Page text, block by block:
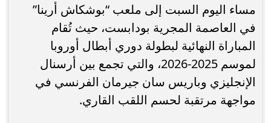
مساء اليوم السبت إلى ملعب “بوشكاش أرينا”
في العاصمة المجرية بودابست، حيث تُقام
المباراة النهائية لبطولة دوري أبطال أوروبا
لموسم 2025-2026، والتي تجمع بين أرسنال
الإنجليزي وباريس سان جيرمان الفرنسي في
مواجهة مرتقبة لحسم اللقب القاري.